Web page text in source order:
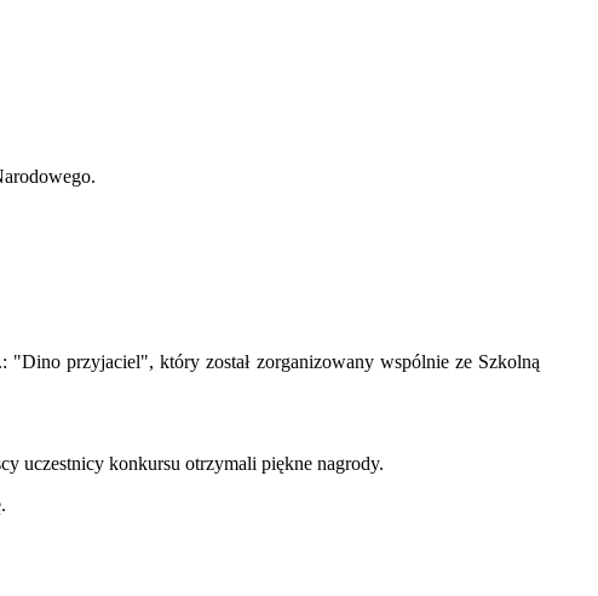
przyjaciel", który został zorganizowany wspólnie ze Szkolną
uczestnicy konkursu otrzymali piękne nagrody.